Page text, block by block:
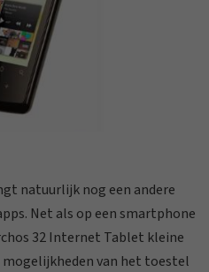
natuurlijk nog een andere
Net als op een smartphone
32 Internet Tablet kleine
van het toestel